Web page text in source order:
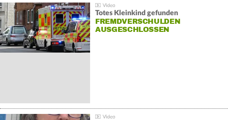
Totes Kleinkind gefunden
FREMDVERSCHULDEN
AUSGESCHLOSSEN